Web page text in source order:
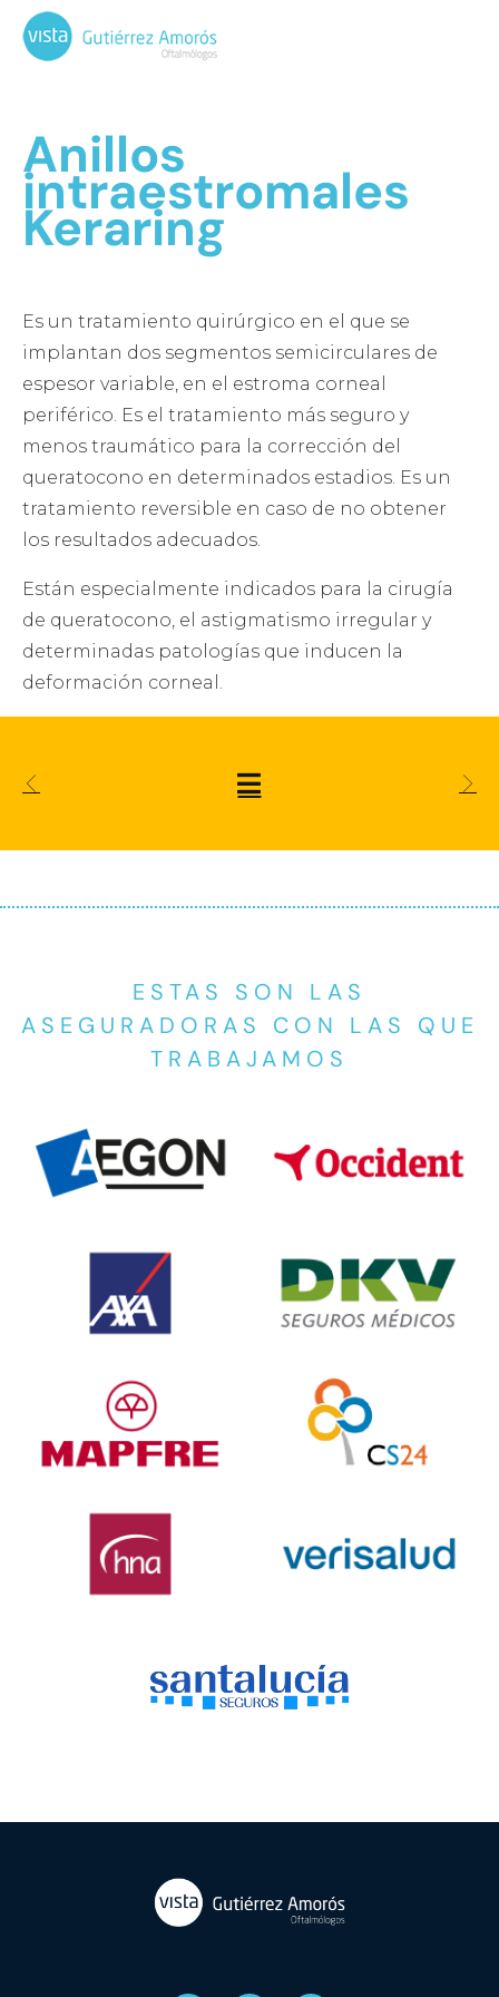
Anillos
intraestromales
Keraring
Es un tratamiento quirúrgico en el que se
implantan dos segmentos semicirculares de
espesor variable, en el estroma corneal
periférico. Es el tratamiento más seguro y
menos traumático para la corrección del
queratocono en determinados estadios. Es un
tratamiento reversible en caso de no obtener
los resultados adecuados.
Están especialmente indicados para la cirugía
de queratocono, el astigmatismo irregular y
determinadas patologías que inducen la
deformación corneal.
ESTAS SON LAS
ASEGURADORAS CON LAS QUE
TRABAJAMOS